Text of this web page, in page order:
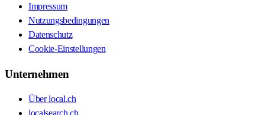
Impressum
Nutzungsbedingungen
Datenschutz
Cookie-Einstellungen
Unternehmen
Über local.ch